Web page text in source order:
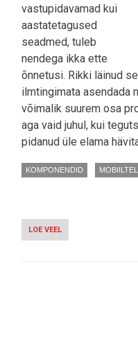
vastupidavamad kui
aastatetagused
seadmed, tuleb
nendega ikka ette
õnnetusi. Rikki läinud
ilmtingimata asendada
võimalik suurem osa
aga vaid juhul, kui
pidanud üle elama
KOMPONENDID
LOE VEEL
EESTI